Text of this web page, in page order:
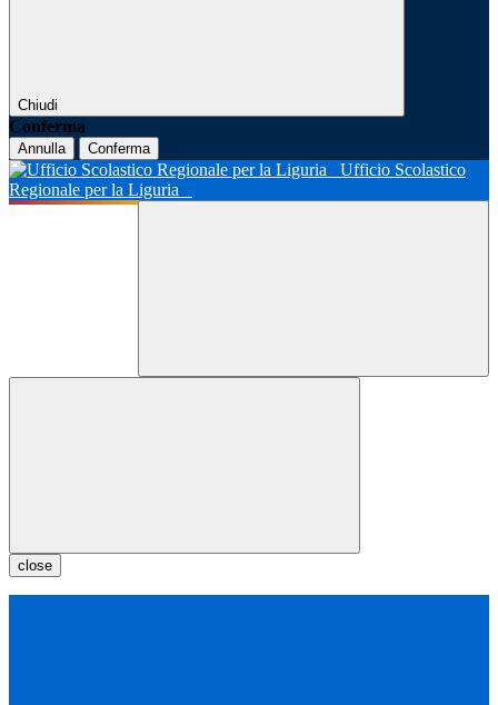
Chiudi
Conferma
Annulla Conferma
Ufficio Scolastico
Regionale per la Liguria
close